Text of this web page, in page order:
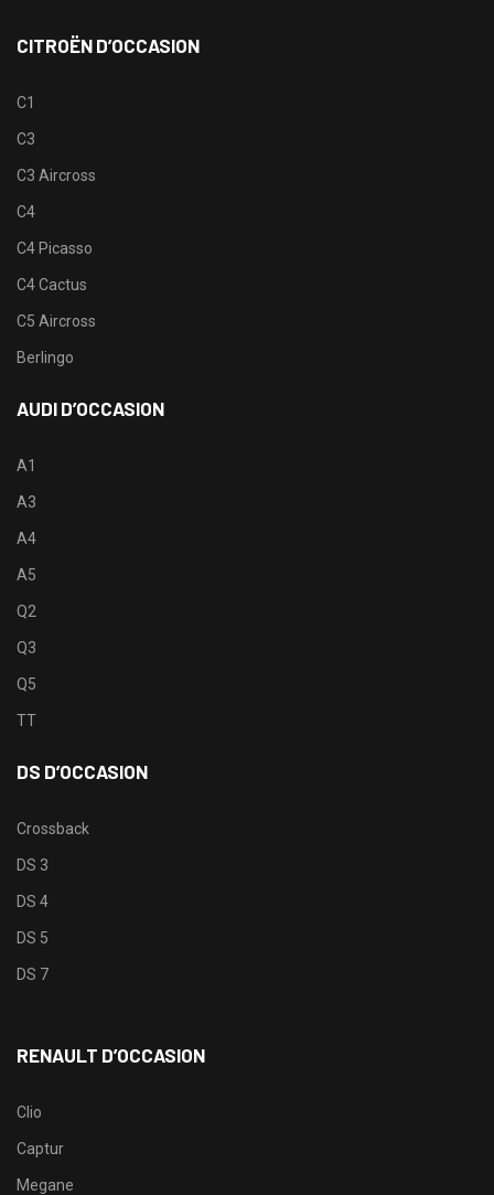
CITROËN D’OCCASION
C1
C3
C3 Aircross
C4
C4 Picasso
C4 Cactus
C5 Aircross
Berlingo
AUDI D’OCCASION
A1
A3
A4
A5
Q2
Q3
Q5
TT
DS D’OCCASION
Crossback
DS 3
DS 4
DS 5
DS 7
RENAULT D’OCCASION
Clio
Captur
Megane